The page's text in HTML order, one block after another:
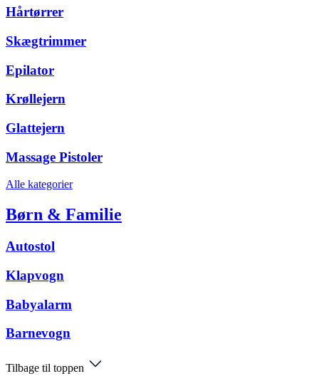
Hårtørrer
Skægtrimmer
Epilator
Krøllejern
Glattejern
Massage Pistoler
Alle kategorier
Børn & Familie
Autostol
Klapvogn
Babyalarm
Barnevogn
Tilbage til toppen